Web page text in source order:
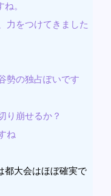
。
力をつけてきました
勢の独占ぽいです
り崩せるか？
ね
都大会はほぼ確実で